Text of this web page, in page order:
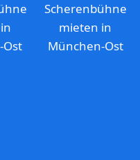
Scherenbühne
mieten in
München-Ost